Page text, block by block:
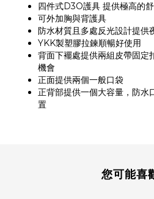
四件式D3O護具 提供極高的
可外加胸與背護具
防水材質且多處反光設計提供
YKK製塑膠拉鍊順暢好使用
背面下襬處提供兩組皮帶固定
機會
正面提供兩個一般口袋
正背部提供一個大容量，防水
置
您可能喜